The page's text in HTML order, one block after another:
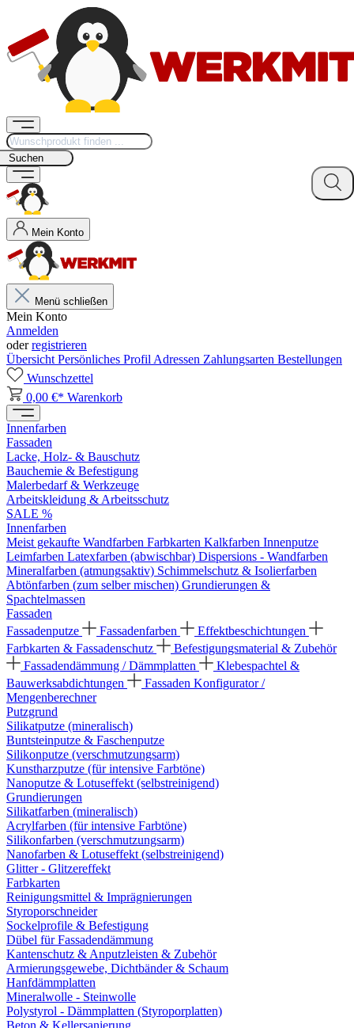
Suchen
Mein Konto
Menü schließen
Mein Konto
Anmelden
oderregistrieren
Übersicht Persönliches Profil Adressen Zahlungsarten Bestellungen
Wunschzettel
0,00 €* Warenkorb
Innenfarben
Fassaden
Lacke, Holz- & Bauschutz
Bauchemie & Befestigung
Malerbedarf & Werkzeuge
Arbeitskleidung & Arbeitsschutz
SALE %
Innenfarben
Meist gekaufte Wandfarben Farbkarten Kalkfarben Innenputze
Leimfarben Latexfarben (abwischbar) Dispersions - Wandfarben
Mineralfarben (atmungsaktiv) Schimmelschutz & Isolierfarben
Abtönfarben (zum selber mischen) Grundierungen &
Spachtelmassen
Fassaden
Fassadenputze
Fassadenfarben
Effektbeschichtungen
Farbkarten & Fassadenschutz
Befestigungsmaterial & Zubehör
Fassadendämmung / Dämmplatten
Klebespachtel &
Bauwerksabdichtungen
Fassaden Konfigurator /
Mengenberechner
Putzgrund
Silikatputze (mineralisch)
Buntsteinputze & Faschenputze
Silikonputze (verschmutzungsarm)
Kunstharzputze (für intensive Farbtöne)
Nanoputze & Lotuseffekt (selbstreinigend)
Grundierungen
Silikatfarben (mineralisch)
Acrylfarben (für intensive Farbtöne)
Silikonfarben (verschmutzungsarm)
Nanofarben & Lotuseffekt (selbstreinigend)
Glitter - Glitzereffekt
Farbkarten
Reinigungsmittel & Imprägnierungen
Styroporschneider
Sockelprofile & Befestigung
Dübel für Fassadendämmung
Kantenschutz & Anputzleisten & Zubehör
Armierungsgewebe, Dichtbänder & Schaum
Hanfdämmplatten
Mineralwolle - Steinwolle
Polystyrol - Dämmplatten (Styroporplatten)
Beton & Kellersanierung